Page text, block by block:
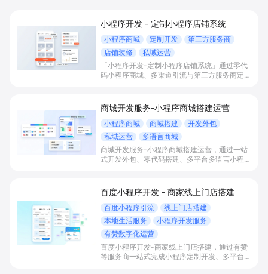
小程序开发 - 定制小程序店铺系统
小程序商城 定制开发
第三方服务商
店铺装修
私域运营
「小程序开发-定制小程序店铺系统」通过零代
码小程序商城、多渠道引流与第三方服务商定制
私域运营场景，提升获客与复购，实现线上生意
增长。
商城开发服务-小程序商城搭建运营
小程序商城 商城搭建
开发外包
私域运营
多语言商城
商城开发服务-小程序商城搭建运营，通过一站
式开发外包、零代码搭建、多平台多语言小程序
实现低成本获客、提升复购与业绩增长。
百度小程序开发 - 商家线上门店搭建
百度小程序引流
线上门店搭建
本地生活服务
小程序开发服务
有赞数字化运营
百度小程序开发-商家线上门店搭建，通过有赞
等服务商一站式完成小程序定制开发、多平台联